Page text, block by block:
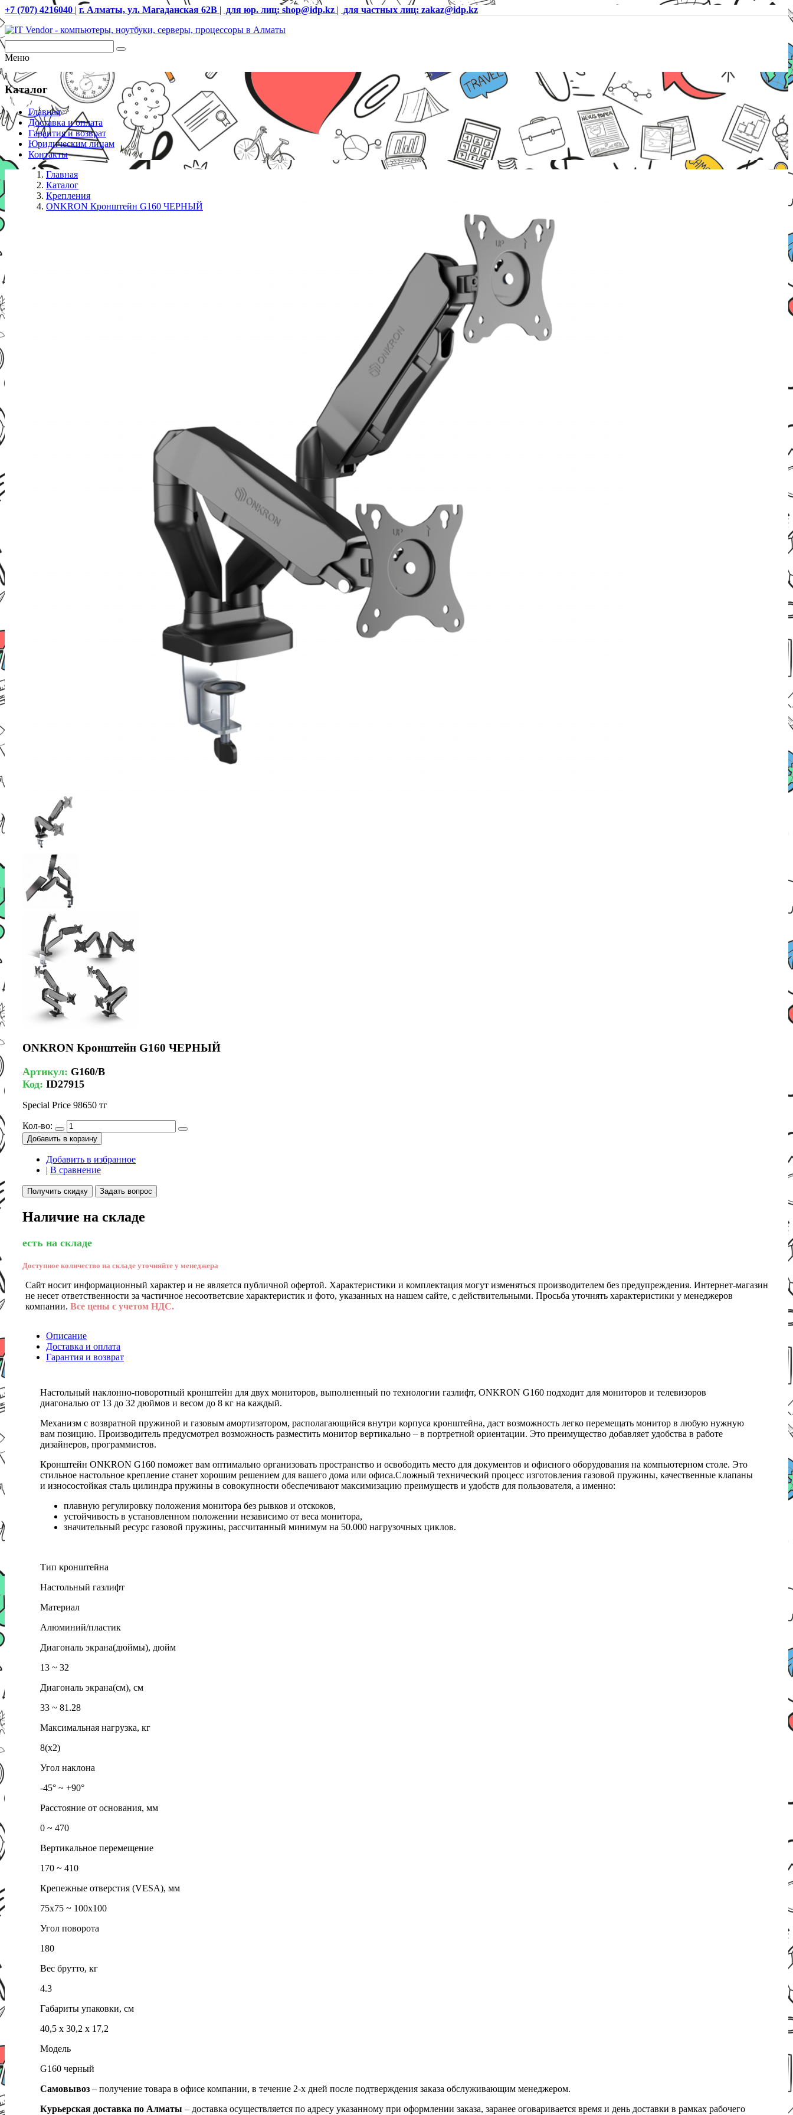
+7 (707) 4216040 | г. Алматы, ул. Магаданская 62В | для юр. лиц: shop@idp.kz | для частных лиц: zakaz@idp.kz
Меню
Каталог
Главная
Доставка и оплата
Гарантия и возврат
Юридическим лицам
Контакты
Главная
Каталог
Крепления
ONKRON Кронштейн G160 ЧЕРНЫЙ
ONKRON Кронштейн G160 ЧЕРНЫЙ
Артикул: G160/B
Код: ID27915
Special Price 98650 тг
Кол-во:
Добавить в корзину
Добавить в избранное
| В сравнение
Получить скидку Задать вопрос
Наличие на складе
есть на складе
Доступное количество на складе уточняйте у менеджера
Сайт носит информационный характер и не является публичной офертой. Характеристики и комплектация могут изменяться производителем без предупреждения. Интернет-магазин
не несет ответственности за частичное несоответсвие характеристик и фото, указанных на нашем сайте, с действительными. Просьба уточнять характеристики у менеджеров
компании. Все цены с учетом НДС.
Описание
Доставка и оплата
Гарантия и возврат
Настольный наклонно-поворотный кронштейн для двух мониторов, выполненный по технологии газлифт, ONKRON G160 подходит для мониторов и телевизоров
диагональю от 13 до 32 дюймов и весом до 8 кг на каждый.
Механизм с возвратной пружиной и газовым амортизатором, располагающийся внутри корпуса кронштейна, даст возможность легко перемещать монитор в любую нужную
вам позицию. Производитель предусмотрел возможность разместить монитор вертикально – в портретной ориентации. Это преимущество добавляет удобства в работе
дизайнеров, программистов.
Кронштейн ONKRON G160 поможет вам оптимально организовать пространство и освободить место для документов и офисного оборудования на компьютерном столе. Это
стильное настольное крепление станет хорошим решением для вашего дома или офиса.Сложный технический процесс изготовления газовой пружины, качественные клапаны
и износостойкая сталь цилиндра пружины в совокупности обеспечивают максимизацию преимуществ и удобств для пользователя, а именно:
плавную регулировку положения монитора без рывков и отскоков,
устойчивость в установленном положении независимо от веса монитора,
значительный ресурс газовой пружины, рассчитанный минимум на 50.000 нагрузочных циклов.
Тип кронштейна
Настольный газлифт
Материал
Алюминий/пластик
Диагональ экрана(дюймы), дюйм
13 ~ 32
Диагональ экрана(см), см
33 ~ 81.28
Максимальная нагрузка, кг
8(x2)
Угол наклона
-45° ~ +90°
Расстояние от основания, мм
0 ~ 470
Вертикальное перемещение
170 ~ 410
Крепежные отверстия (VESA), мм
75x75 ~ 100х100
Угол поворота
180
Вес брутто, кг
4.3
Габариты упаковки, см
40,5 х 30,2 х 17,2
Модель
G160 черный
Самовывоз – получение товара в офисе компании, в течение 2-х дней после подтверждения заказа обслуживающим менеджером.
Курьерская доставка по Алматы – доставка осуществляется по адресу указанному при оформлении заказа, заранее оговаривается время и день доставки в рамках рабочего